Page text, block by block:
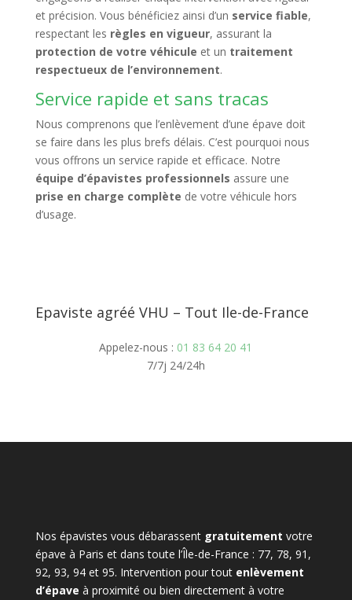
et précision. Vous bénéficiez ainsi d’un service fiable,
respectant les règles en vigueur, assurant la
protection de votre véhicule et un traitement
respectueux de l’environnement.
Service rapide et sans tracas
Nous comprenons que l’enlèvement d’une épave doit
se faire dans les plus brefs délais. C’est pourquoi nous
vous offrons un service rapide et efficace. Notre
équipe d’épavistes professionnels assure une
prise en charge complète de votre véhicule hors
d’usage.
Epaviste agréé VHU – Tout Ile-de-France
Appelez-nous : 01 83 64 20 41
7/7j 24/24h
Nos épavistes vous débarassent gratuitement votre
épave à Paris et dans toute l’Île-de-France : 77, 78, 91,
92, 93, 94 et 95. Intervention pour tout enlèvement
d’épave à proximité ou bien directement à votre